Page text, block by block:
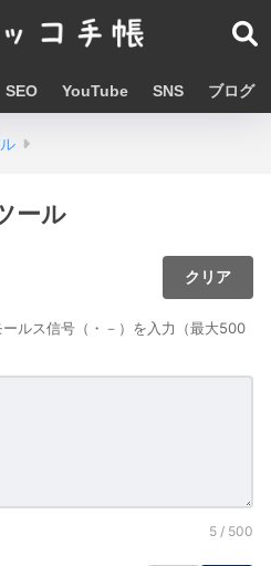
SEO YouTube SNS ブログ
ール
クリア
ルス信号（・－）を入力（最大500
5 / 500